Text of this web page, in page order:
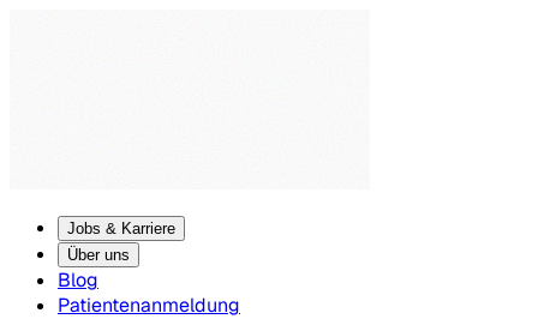
Jobs & Karriere
Über uns
Blog
Patientenanmeldung